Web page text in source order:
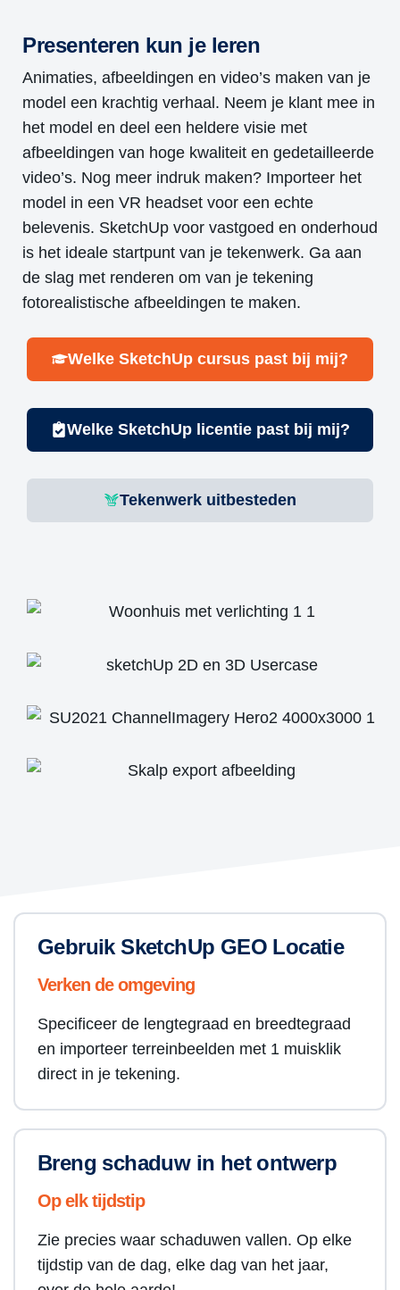
Presenteren kun je leren
Animaties, afbeeldingen en video’s maken van je
model een krachtig verhaal. Neem je klant mee in
het model en deel een heldere visie met
afbeeldingen van hoge kwaliteit en gedetailleerde
video’s. Nog meer indruk maken? Importeer het
model in een VR headset voor een echte
belevenis. SketchUp voor vastgoed en onderhoud
is het ideale startpunt van je tekenwerk. Ga aan
de slag met renderen om van je tekening
fotorealistische afbeeldingen te maken.
Welke SketchUp cursus past bij mij?
Welke SketchUp licentie past bij mij?
Tekenwerk uitbesteden
Gebruik SketchUp GEO Locatie
Verken de omgeving
Specificeer de lengtegraad en breedtegraad
en importeer terreinbeelden met 1 muisklik
direct in je tekening.
Breng schaduw in het ontwerp
Op elk tijdstip
Zie precies waar schaduwen vallen. Op elke
tijdstip van de dag, elke dag van het jaar,